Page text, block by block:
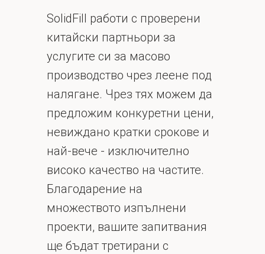
SolidFill работи с проверени
китайски партньори за
услугите си за масово
производство чрез леене под
налягане. Чрез тях можем да
предложим конкуретни цени,
невиждано кратки срокове и
най-вече - изключително
високо качество на частите.
Благодарение на
множеството изпълнени
проекти, вашите запитвания
ще бъдат третирани с